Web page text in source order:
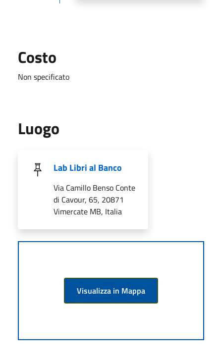
Costo
Non specificato
Luogo
Lab Libri al Banco
Via Camillo Benso Conte
di Cavour, 65, 20871
Vimercate MB, Italia
Visualizza in Mappa